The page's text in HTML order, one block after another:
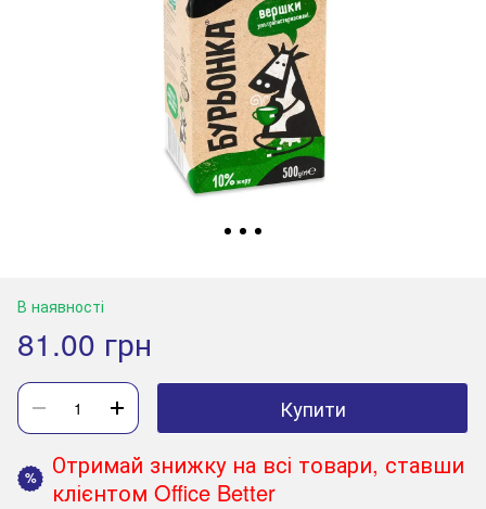
В наявності
81.00 грн
Купити
%
Отримай знижку на всі товари, ставши
клієнтом Office Better